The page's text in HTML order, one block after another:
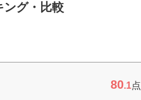
ング・比較
80.1点